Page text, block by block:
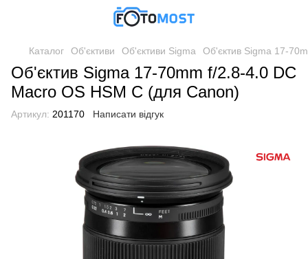
Каталог Об'єктиви Об'єктиви Sigma Об'єктив Sigma 17-
Об'єктив Sigma 17-70mm f/2.8-4.0 DC
Macro OS HSM C (для Canon)
Артикул: 201170 Написати відгук